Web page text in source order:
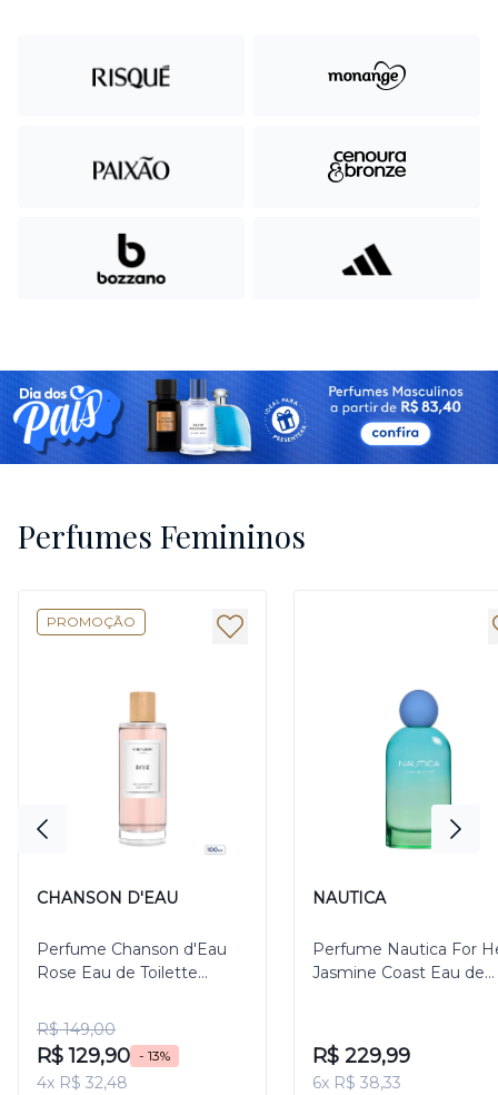
Perfumes Femininos
PROMOÇÃO
CHANSON D'EAU
Perfume Chanson d'Eau
Rose Eau de Toilette
R$ 149,00
R$ 129,90 - 13%
4x R$ 32,48
NAUTICA
Perfume Nautica For
Jasmine Coast Eau de
R$ 229,99
6x R$ 38,33